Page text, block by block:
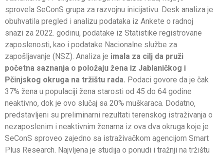
sprovela SeConS grupa za razvojnu inicijativu. Desk analiza je
obuhvatila pregled i analizu podataka iz Ankete o radnoj
snazi za 2022. godinu, podatake iz Statistike registrovane
zaposlenosti, kao i podatake Nacionalne službe za
zapošljavanje (NSZ). Analiza je imala za cilj da pruži
početna saznanja o položaju žena iz Jablaničkog i
Pčinjskog okruga na tržištu rada. Podaci govore da je čak
37% žena u populaciji žena starosti od 45 do 64 godine
neaktivno, dok je ovo slučaj sa 20% muškaraca. Dodatno,
predstavljeni su preliminarni rezultati terenskog istraživanja o
nezaposlenim i neaktivnim ženama iz ova dva okruga koje je
SeConS sproveo zajedno sa istraživačkom agencijom Smart
Plus Research. Najvljena je studija o ponudi i tražnji na tržištu